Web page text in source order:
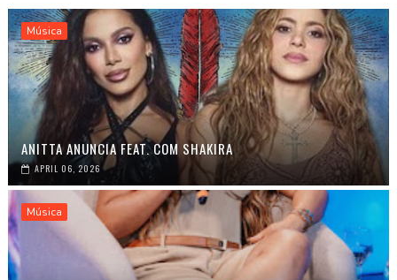
Música
ANITTA ANUNCIA FEAT. COM SHAKIRA
APRIL 06, 2026
Música